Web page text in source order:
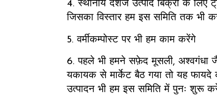
4. स्थानीय देशज उत्पाद बिक्री के लिए
जिसका विस्तार हम इस समिति तक भी
5. वर्मीकम्पोस्ट पर भी हम काम करेंगे
6. पहले भी हमने सफ़ेद मूसली, अश्वगंधा
यकायक से मार्केट बैठ गया तो यह फायदे
उत्पादन भी हम इस समिति में पुनः शुरू